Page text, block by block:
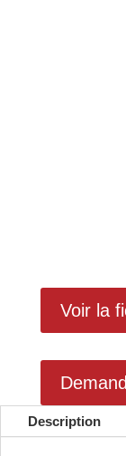
Voir la
Description